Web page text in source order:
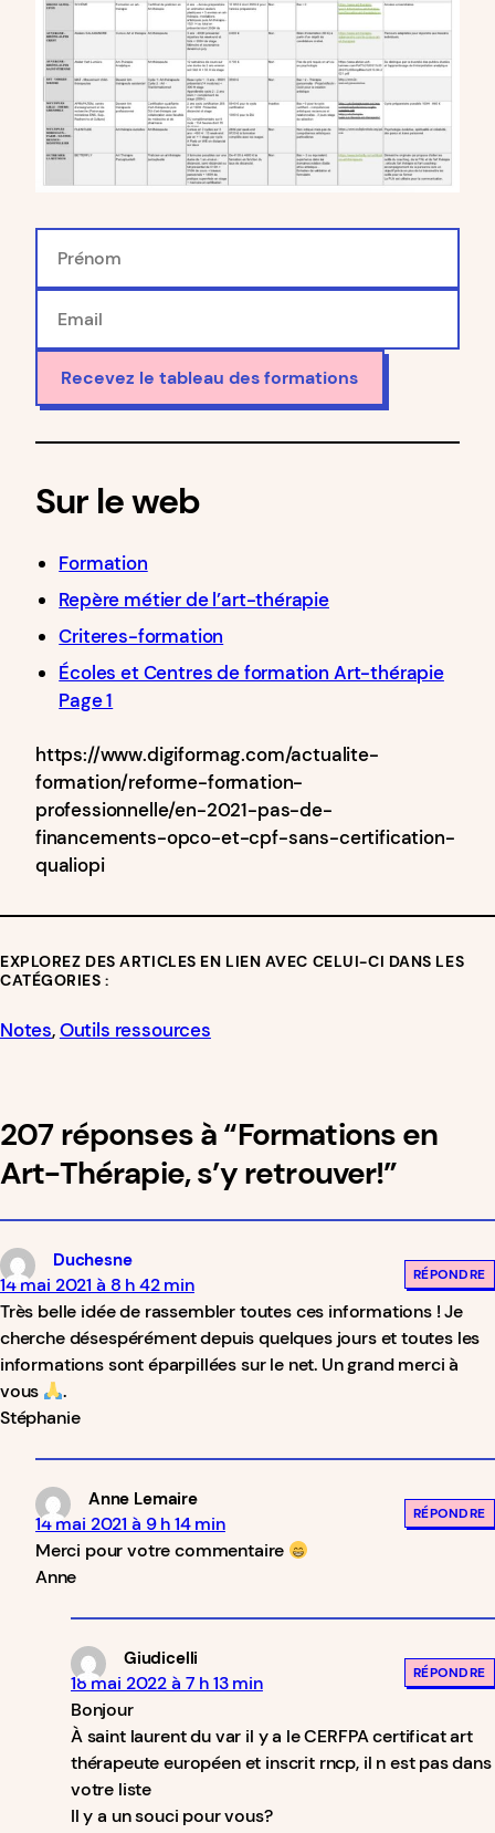
Sur le web
Formation
Repère métier de l’art-thérapie
Criteres-formation
Écoles et Centres de formation Art-thérapie
Page 1
https://www.digiformag.com/actualite-
formation/reforme-formation-
professionnelle/en-2021-pas-de-
financements-opco-et-cpf-sans-certification-
qualiopi
EXPLOREZ DES ARTICLES EN LIEN AVEC CELUI-CI DANS LES
CATÉGORIES :
Notes, Outils ressources
207 réponses à “Formations en
Art-Thérapie, s’y retrouver!”
Duchesne
14 mai 2021 à 8 h 42 min
Très belle idée de rassembler toutes ces informations ! Je
cherche désespérément depuis quelques jours et toutes les
informations sont éparpillées sur le net. Un grand merci à
vous
.
Stéphanie
RÉPONDRE
Anne Lemaire
14 mai 2021 à 9 h 14 min
Merci pour votre commentaire
Anne
RÉPONDRE
Giudicelli
18 mai 2022 à 7 h 13 min
Bonjour
À saint laurent du var il y a le CERFPA certificat art
thérapeute européen et inscrit rncp, il n est pas dans
votre liste
Il y a un souci pour vous?
RÉPONDRE